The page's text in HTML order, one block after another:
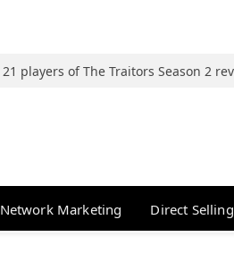
Network Marketing Direct Selling